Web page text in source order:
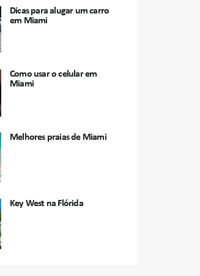
Dicas para alugar um carro
em Miami
Como usar o celular em
Miami
Melhores praias de Miami
Key West na Flórida